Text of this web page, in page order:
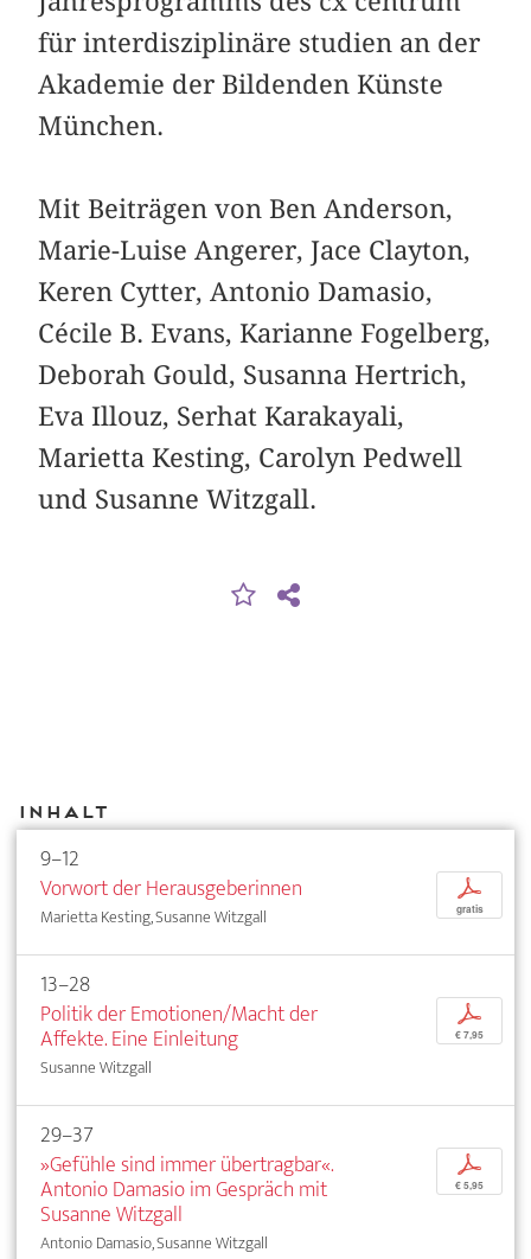
für interdisziplinäre studien an der
Akademie der Bildenden Künste
München.
Mit Beiträgen von Ben Anderson,
Marie-Luise Angerer, Jace Clayton,
Keren Cytter, Antonio Damasio,
Cécile B. Evans, Karianne Fogelberg,
Deborah Gould, Susanna Hertrich,
Eva Illouz, Serhat Karakayali,
Marietta Kesting, Carolyn Pedwell
und Susanne Witzgall.
Inhalt
9–12
Vorwort der Herausgeberinnen
Marietta Kesting, Susanne Witzgall
p
gratis
13–28
Politik der Emotionen/Macht der
Affekte. Eine Einleitung
Susanne Witzgall
p
€ 7,95
29–37
»Gefühle sind immer übertragbar«.
Antonio Damasio im Gespräch mit
Susanne Witzgall
Antonio Damasio, Susanne Witzgall
p
€ 5,95